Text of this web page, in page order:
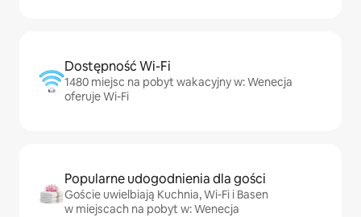
Dostępność Wi-Fi
1480 miejsc na pobyt wakacyjny w: Wenecja
oferuje Wi-Fi
Popularne udogodnienia dla gości
Goście uwielbiają Kuchnia, Wi-Fi i Basen
w miejscach na pobyt w: Wenecja